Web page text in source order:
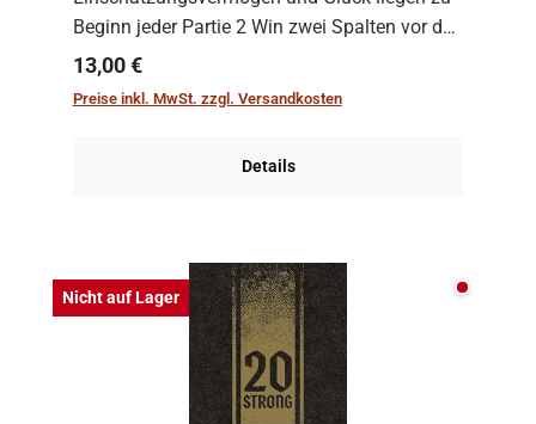
Beginn jeder Partie 2 Win zwei Spalten vor den
Spielenden aus, die es in die Höhe zu treiben
gilt. Doch das geht natürlich nur, solange man
Regulärer Preis:
13,00 €
Preise inkl. MwSt. zzgl. Versandkosten
Details
Nicht auf Lager Nicht